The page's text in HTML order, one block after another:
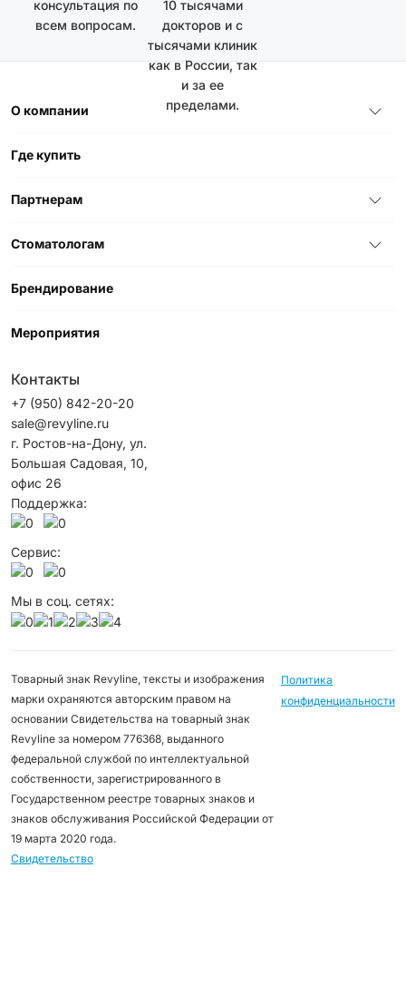
консультация по
всем вопросам.
10 тысячами
докторов и с
тысячами клиник
как в России, так
и за ее
пределами.
О компании
Где купить
Партнерам
Стоматологам
Брендирование
Мероприятия
Контакты
+7 (950) 842-20-20
sale@revyline.ru
г. Ростов-на-Дону, ул.
Большая Садовая, 10,
офис 26
Поддержка:
Сервис:
Мы в соц. сетях:
Товарный знак Revyline, тексты и изображения
марки охраняются авторским правом на
основании Свидетельства на товарный знак
Revyline за номером 776368, выданного
федеральной службой по интеллектуальной
собственности, зарегистрированного в
Государственном реестре товарных знаков и
знаков обслуживания Российской Федерации от
19 марта 2020 года.
Свидетельство
Политика
конфиденциальности